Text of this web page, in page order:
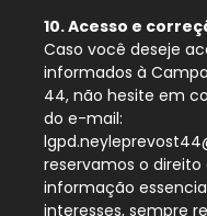
10. Acesso e
Caso você deseje
informados à
44, não hesite em
do e-mail:
reservamos o direito
informação
interesses, sempre